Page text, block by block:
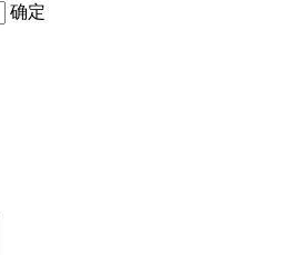
确定